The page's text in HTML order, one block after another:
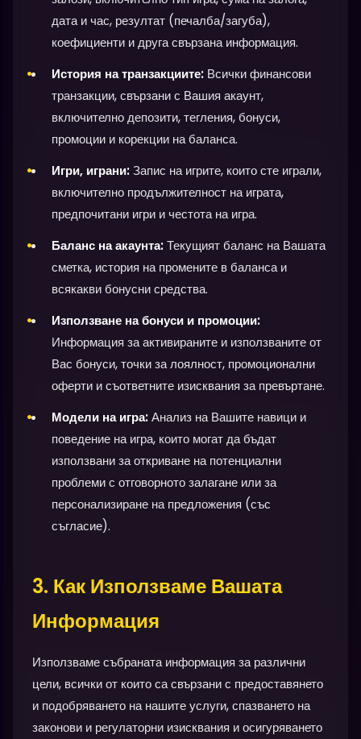
дата и час, резултат (печалба/загуба),
коефициенти и друга свързана информация.
История на транзакциите: Всички финансови
транзакции, свързани с Вашия акаунт,
включително депозити, тегления, бонуси,
промоции и корекции на баланса.
Игри, играни:Запис на игрите, които сте играли,
включително продължителност на играта,
предпочитани игри и честота на игра.
Баланс на акаунта:Текущият баланс на Вашата
сметка, история на промените в баланса и
всякакви бонусни средства.
Използване на бонуси и промоции:
Информация за активираните и използваните от
Вас бонуси, точки за лоялност, промоционални
оферти и съответните изисквания за превъртане.
Модели на игра:Анализ на Вашите навици и
поведение на игра, които могат да бъдат
използвани за откриване на потенциални
проблеми с отговорното залагане или за
персонализиране на предложения (със
съгласие).
3. Как Използваме Вашата
Информация
Използваме събраната информация за различни
цели, всички от които са свързани с предоставянето
и подобряването на нашите услуги, спазването на
законови и регулаторни изисквания и осигуряването